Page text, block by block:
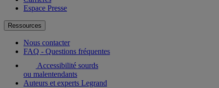
Espace Presse
Ressources
Nous contacter
FAQ - Questions fréquentes
Accessibilité sourds
ou malentendants
Auteurs et experts Legrand